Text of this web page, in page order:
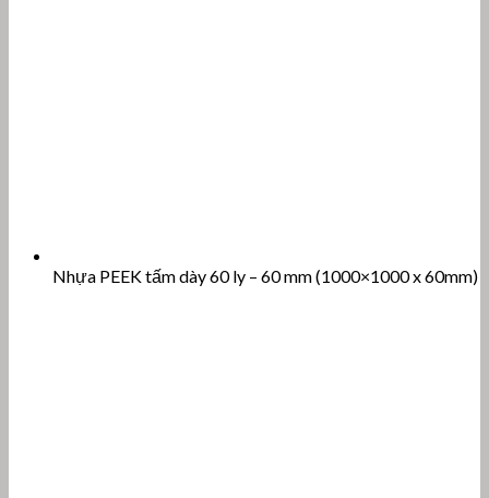
Nhựa PEEK tấm dày 60 ly – 60 mm (1000×1000 x 60mm)